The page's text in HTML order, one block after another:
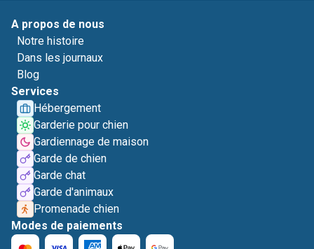
A propos de nous
Notre histoire
Dans les journaux
Blog
Services
Hébergement
Garderie pour chien
Gardiennage de maison
Garde de chien
Garde chat
Garde d'animaux
Promenade chien
Modes de paiements